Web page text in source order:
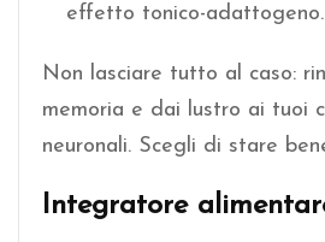
effetto tonico-adattogeno.
Non lasciare tutto al caso:
memoria e dai lustro ai tuoi
neuronali. Scegli di stare bene
Integratore